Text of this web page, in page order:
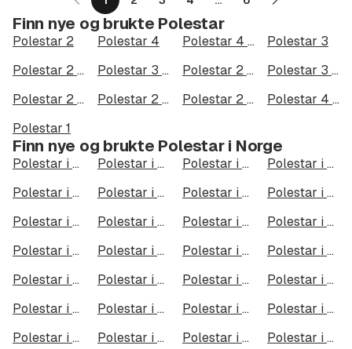
Neste
Finn nye og brukte Polestar
Polestar 2 Polestar 4 Polestar 4 Long Range Dual motor
Polestar 3
Polestar 2 Long Range Dual Motor
Polestar 3 Long Range Dual Motor Polestar 2 Long range Dual motor
Polestar 3 Long Range Dual Motor Performance
Polestar 2 Long Range Dual Motor Performance
Polestar 2 Standard Range Single Motor Polestar 2 Long Range Single Motor
Polestar 4 Long Range Single motor
Polestar 1
Finn nye og brukte Polestar i Norge
Polestar i Oslo Polestar i Bergen Polestar i Trondheim
Polestar i Stavanger
Polestar i Kristiansand
Polestar i Fredrikstad Polestar i Drammen
Polestar i Skien
Polestar i Tromsø
Polestar i Ålesund Polestar i Moss
Polestar i Porsgrunn
Polestar i Bodø
Polestar i Arendal Polestar i Hamar
Polestar i Larvik
Polestar i Halden
Polestar i Lillehammer Polestar i Molde
Polestar i Kongsberg
Polestar i Harstad
Polestar i Gjøvik Polestar i Sarpsborg
Polestar i Sandefjord
Polestar i Kristiansund
Polestar i Tromsdalen Polestar i Narvik
Polestar i Steinkjer